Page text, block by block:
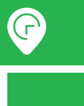
Разписание